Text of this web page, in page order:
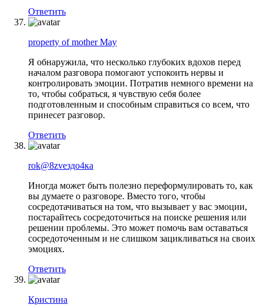
Ответить
property of mother May
Я обнаружила, что несколько глубоких вдохов перед
началом разговора помогают успокоить нервы и
контролировать эмоции. Потратив немного времени на
то, чтобы собраться, я чувствую себя более
подготовленным и способным справиться со всем, что
принесет разговор.
Ответить
rok@8zveздо4ка
Иногда может быть полезно переформулировать то, как
вы думаете о разговоре. Вместо того, чтобы
сосредотачиваться на том, что вызывает у вас эмоции,
постарайтесь сосредоточиться на поиске решения или
решении проблемы. Это может помочь вам оставаться
сосредоточенным и не слишком зацикливаться на своих
эмоциях.
Ответить
Кристина